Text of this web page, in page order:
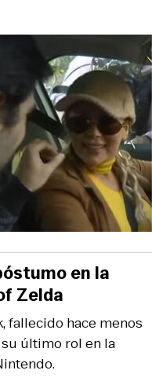
fallecido hace menos
último rol en la
en la
Zelda